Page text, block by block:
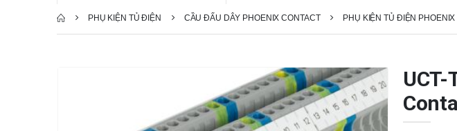
PHỤ KIỆN TỦ ĐIỆN CẦU ĐẤU DÂY PHOENIX CONTACT PHỤ KIỆN TỦ ĐIỆN PHOENIX